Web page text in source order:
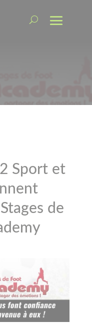
Sport et
de